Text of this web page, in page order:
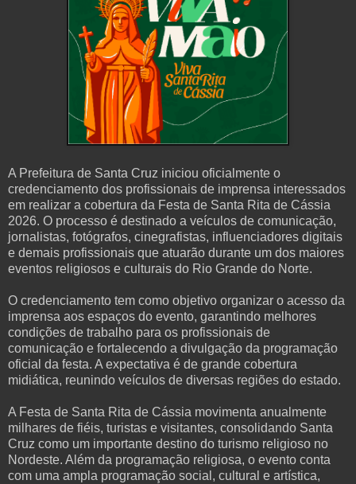
A Prefeitura de Santa Cruz iniciou oficialmente o
credenciamento dos profissionais de imprensa interessados
em realizar a cobertura da Festa de Santa Rita de Cássia
2026. O processo é destinado a veículos de comunicação,
jornalistas, fotógrafos, cinegrafistas, influenciadores digitais
e demais profissionais que atuarão durante um dos maiores
eventos religiosos e culturais do Rio Grande do Norte.
O credenciamento tem como objetivo organizar o acesso da
imprensa aos espaços do evento, garantindo melhores
condições de trabalho para os profissionais de
comunicação e fortalecendo a divulgação da programação
oficial da festa. A expectativa é de grande cobertura
midiática, reunindo veículos de diversas regiões do estado.
A Festa de Santa Rita de Cássia movimenta anualmente
milhares de fiéis, turistas e visitantes, consolidando Santa
Cruz como um importante destino do turismo religioso no
Nordeste. Além da programação religiosa, o evento conta
com uma ampla programação social, cultural e artística,